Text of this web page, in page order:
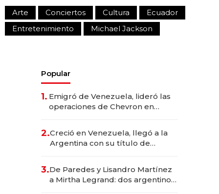
Arte Conciertos Cultura
Ecuador
Entretenimiento
Michael Jackson
Popular
1. Emigró de Venezuela, lideró las
operaciones de Chevron en
2.Creció en Venezuela, llegó a la
Argentina con su título de
las marcas "fast premium"
3.De Paredes y Lisandro Martínez
a Mirtha Legrand: dos argentinos